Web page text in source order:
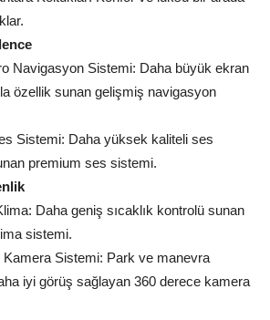
Navigasyon Sistemi: Daha büyük ekran
özellik sunan gelişmiş navigasyon
Sistemi: Daha yüksek kaliteli ses
premium ses sistemi.
Daha geniş sıcaklık kontrolü sunan
sistemi.
Kamera Sistemi: Park ve manevra
iyi görüş sağlayan 360 derece kamera